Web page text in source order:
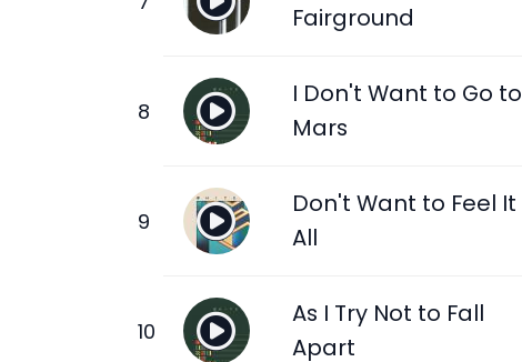
Fairground
I Don't Want to Go to
Mars
Don't Want to Feel It
All
As I Try Not to Fall
Apart